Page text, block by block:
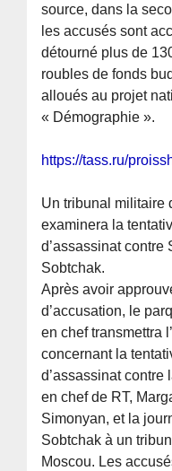
source, dans la
les accusés sont
détourné plus de
roubles de fonds
alloués au projet
« Démographie ».
https://tass.ru/
Un tribunal militaire
examinera la
d’assassinat contre
Sobtchak.
Après avoir
d’accusation, le
en chef transmettra
concernant la
d’assassinat contre
en chef de RT,
Simonyan, et la
Sobtchak à un
Moscou. Les